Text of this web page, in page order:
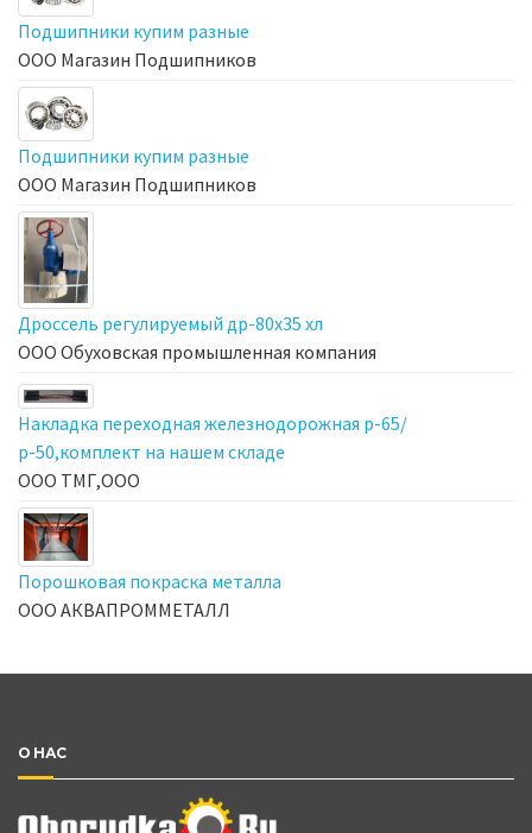
Подшипники купим разные
ООО Магазин Подшипников
Подшипники купим разные
ООО Магазин Подшипников
Дроссель регулируемый др-80х35 хл
ООО Обуховская промышленная компания
Накладка переходная железнодорожная р-65/
р-50,комплект на нашем складе
ООО ТМГ,ООО
Порошковая покраска металла
ООО АКВАПРОММЕТАЛЛ
О НАС